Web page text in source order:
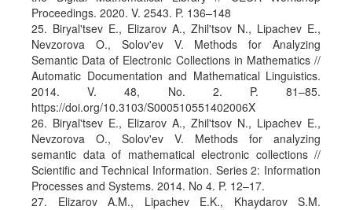
Proceedings. 2020. V. 2543. P. 136–148
25. Biryal'tsev E., Elizarov A., Zhil'tsov N., Lipachev E.,
Nevzorova O., Solov'ev V. Methods for Analyzing
Semantic Data of Electronic Collections in Mathematics //
Automatic Documentation and Mathematical Linguistics.
2014. V. 48, No. 2. P. 81–85.
https://doi.org/10.3103/S000510551402006X
26. Biryal'tsev E., Elizarov A., Zhil'tsov N., Lipachev E.,
Nevzorova O., Solov'ev V. Methods for analyzing
semantic data of mathematical electronic collections //
Scientific and Technical Information. Series 2: Information
Processes and Systems. 2014. No 4. P. 12–17.
27. Elizarov A.M., Lipachev E.K., Khaydarov S.M.